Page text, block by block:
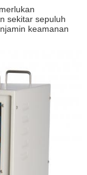
sekitar sepuluh
keamanan